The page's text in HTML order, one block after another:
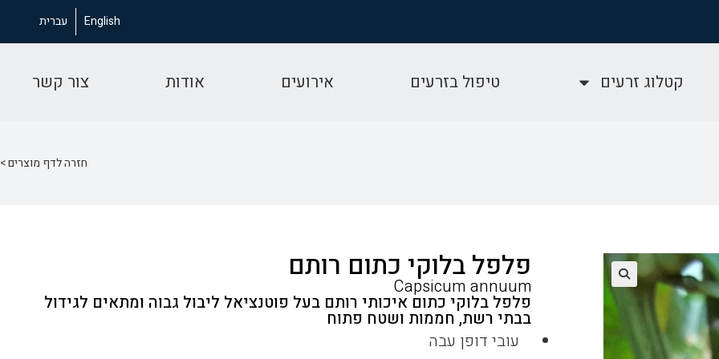
English עברית
קטלוג זרעים טיפול בזרעים אירועים אודות צור קשר
חזרה לדף מוצרים >
פלפל בלוקי כתום רותם
Capsicum annuum
פלפל בלוקי כתום איכותי רותם בעל פוטנציאל ליבול גבוה ומתאים לגידול
בבתי רשת, חממות ושטח פתוח
עובי דופן עבה